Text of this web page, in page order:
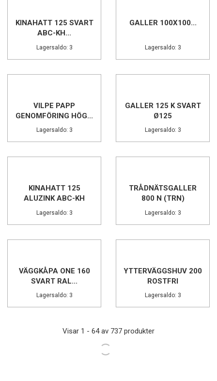
GALLER 150X150...
Lagersaldo: 4
GALLER 100 MM
Lagersaldo: 4
KINAHATT 125 SVART
ABC-KH...
Lagersaldo: 3
GALLER 100X100...
Lagersaldo: 3
VILPE PAPP
GENOMFÖRING HÖG...
Lagersaldo: 3
GALLER 125 K SVART
Ø125
Lagersaldo: 3
KINAHATT 125
ALUZINK ABC-KH
Lagersaldo: 3
TRÅDNÄTSGALLER
800 N (TRN)
Lagersaldo: 3